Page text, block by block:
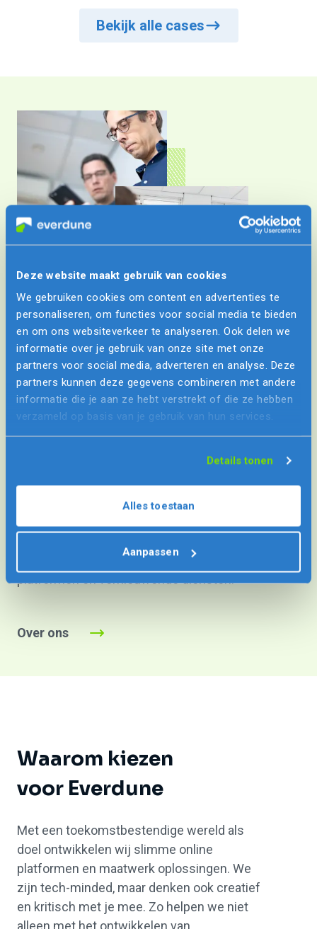
Deze website maakt gebruik van cookies
We gebruiken cookies om content en advertenties te
personaliseren, om functies voor social media te bieden
en om ons websiteverkeer te analyseren. Ook delen we
informatie over je gebruik van onze site met onze
partners voor social media, adverteren en analyse. Deze
partners kunnen deze gegevens combineren met andere
informatie die je aan ze hebt verstrekt of die ze hebben
verzameld op basis van je gebruik van hun services.
Details tonen
Alles toestaan
Aanpassen
Bekijk alle cases
De partner voor duurzame
vernieuwers
branches, zoals logistiek, smart city en welzijn.
met het bouwen en lanceren van toekomstvaste
platformen en vernieuwende diensten.
Over ons
Waarom kiezen
voor Everdune
Met een toekomstbestendige wereld als
doel ontwikkelen wij slimme online
platformen en maatwerk oplossingen. We
zijn tech-minded, maar denken ook creatief
en kritisch met je mee. Zo helpen we niet
alleen met het ontwikkelen van